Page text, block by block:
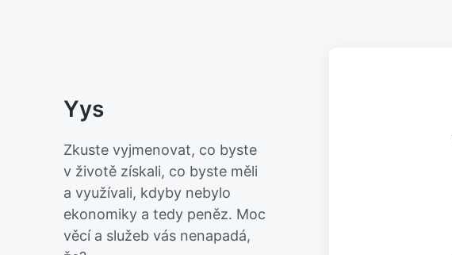
Yys
Zkuste vyjmenovat, co byste
v životě získali, co byste měli
a využívali, kdyby nebylo
ekonomiky a tedy peněz. Moc
věcí a služeb vás nenapadá,